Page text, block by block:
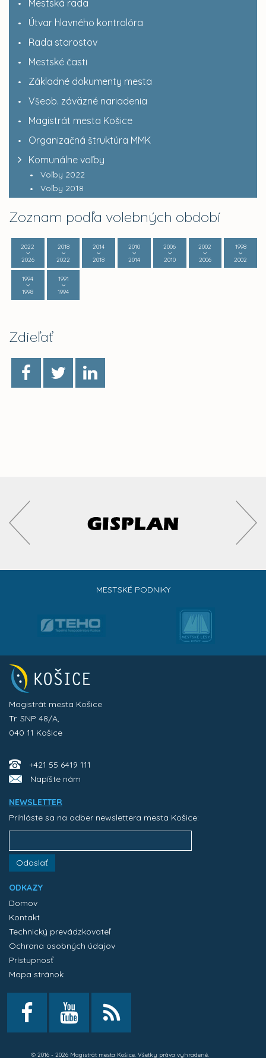
Mestská rada
Útvar hlavného kontrolóra
Rada starostov
Mestské časti
Základné dokumenty mesta
Všeob. záväzné nariadenia
Magistrát mesta Košice
Organizačná štruktúra MMK
Komunálne voľby
Voľby 2022
Voľby 2018
Zoznam podľa volebných období
2022
2026
2018
2022
2014
2018
2010
2014
2006
2010
2002
2006
1998
2002
1994
1998
1991
1994
Zdieľať
MESTSKÉ PODNIKY
Magistrát mesta Košice
Tr. SNP 48/A,
040 11 Košice
+421 55 6419 111
Napíšte nám
NEWSLETTER
Prihláste sa na odber newslettera mesta Košice:
Odoslať
ODKAZY
Domov
Kontakt
Technický prevádzkovateľ
Ochrana osobných údajov
Prístupnosť
Mapa stránok
© 2016 - 2026 Magistrát mesta Košice. Všetky práva vyhradené.